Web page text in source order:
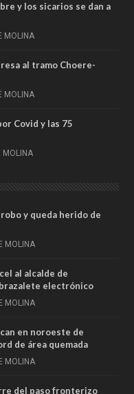
y los sicarios se dan a
MOLINA
al tramo Choere-
MOLINA
Covid y las 75
MOLINA
y queda herido de
MOLINA
al alcalde de
electrónico
MOLINA
en noroeste de
de área quemada
MOLINA
del paso fronterizo